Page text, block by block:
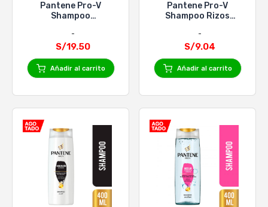
Pantene Pro-V
Shampoo
400Ml
S/19.50
Añadir al carrito
Pantene Pro-V
Shampoo Rizos
S/9.04
Añadir al carrito